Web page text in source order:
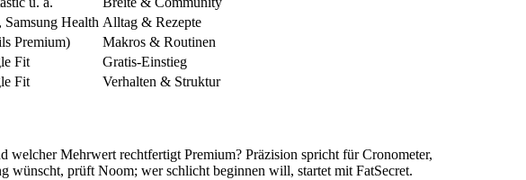
Health Alltag & Rezepte
Premium)
Makros & Routinen
Fit
Gratis-Einstieg
Fit Verhalten & Struktur
welcher Mehrwert rechtfertigt Premium? Präzision spricht für Cronometer,
prüft Noom; wer schlicht beginnen will, startet mit FatSecret.